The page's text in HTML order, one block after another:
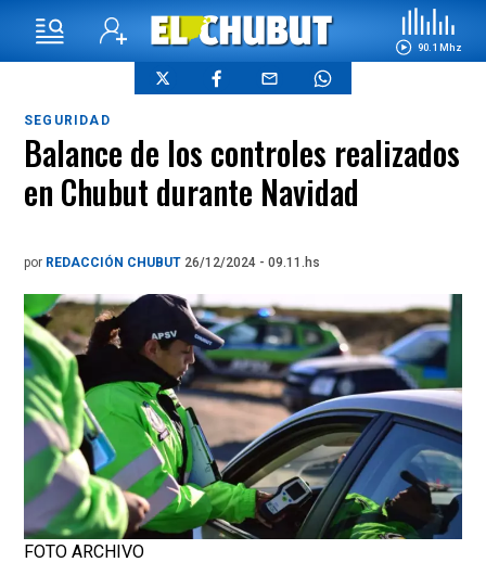
90.1 Mhz
SEGURIDAD
Balance de los controles realizados
en Chubut durante Navidad
por REDACCIÓN CHUBUT 26/12/2024 - 09.11.hs
FOTO ARCHIVO